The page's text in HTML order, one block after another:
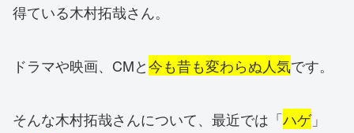
得ている木村拓哉さん。
ドラマや映画、CMと今も昔も変わらぬ人気です。
そんな木村拓哉さんについて、最近では「ハゲ」